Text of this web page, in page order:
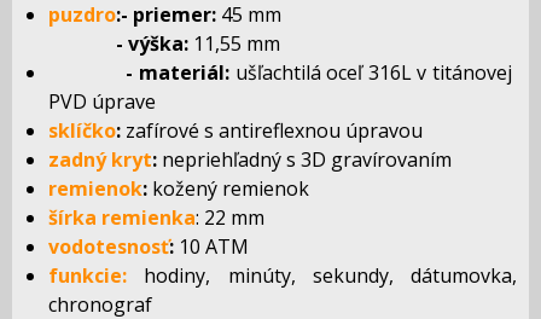
puzdro:- priemer: 45 mm
- výška: 11,55 mm
- materiál: ušľachtilá oceľ 316L v titánovej
PVD úprave
sklíčko: zafírové s antireflexnou úpravou
zadný kryt: nepriehľadný s 3D gravírovaním
remienok: kožený remienok
šírka remienka: 22 mm
vodotesnosť: 10 ATM
funkcie:
hodiny, minúty, sekundy, dátumovka,
chronograf